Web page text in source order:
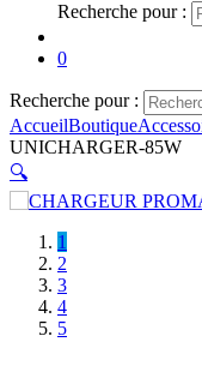
Recherche pour :
0
Recherche pour :
AccueilBoutique
UNICHARGER-85W
🔍
1
2
3
4
5